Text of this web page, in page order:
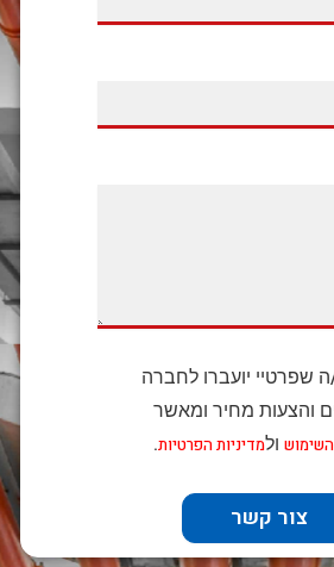
שפרטיי יועברו לחברה
והצעות מחיר ומאשר
ולמדיניות הפרטיות.
צור קשר